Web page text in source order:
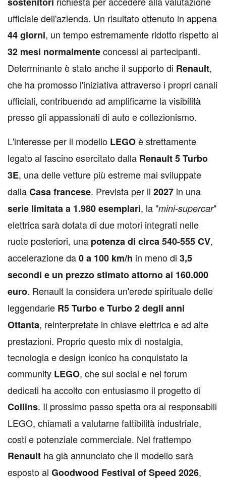
ufficiale dell'azienda. Un risultato ottenuto in appena
44 giorni, un tempo estremamente ridotto rispetto ai
32 mesi normalmenteconcessi ai partecipanti.
Determinante è stato anche il supporto di Renault,
che ha promosso l'iniziativa attraverso i propri canali
ufficiali, contribuendo ad amplificarne la visibilità
presso gli appassionati di auto e collezionismo.
L'interesse per il modello LEGOè strettamente
legato al fascino esercitato dalla Renault 5 Turbo
3E, una delle vetture più estreme mai sviluppate
dallaCasa francese. Prevista per il 2027 in una
serie limitata a 1.980 esemplari, la "mini-supercar"
elettrica sarà dotata di due motori integrati nelle
ruote posteriori, una potenza di circa 540-555 CV,
accelerazione da0 a 100 km/h in meno di 3,5
secondi e un prezzo stimato attorno ai 160.000
euro. Renault la considera un'erede spirituale delle
leggendarie R5 Turbo e Turbo 2 degli anni
Ottanta, reinterpretate in chiave elettrica e ad alte
prestazioni. Proprio questo mix di nostalgia,
tecnologia e design iconico ha conquistato la
community LEGO, che sui social e nei forum
dedicati ha accolto con entusiasmo il progetto di
Collins. Il prossimo passo spetta ora ai responsabili
LEGO, chiamati a valutarne fattibilità industriale,
costi e potenziale commerciale. Nel frattempo
Renault ha già annunciato che il modello sarà
esposto al Goodwood Festival of Speed 2026,